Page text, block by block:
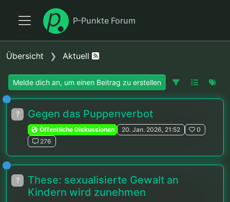
P-Punkte Forum
Übersicht Aktuell
Melde dich an, um einen Beitrag zu erstellen
? Gegen das Puppenverbot
Öffentliche Diskussionen 20. Jan. 2026, 21:52
0
276
?
These: sexualisierte Gewalt an
Kindern wird zunehmen